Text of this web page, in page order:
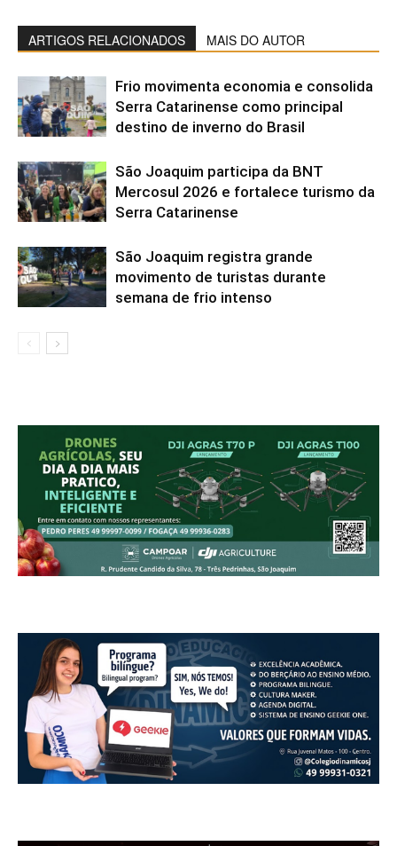
ARTIGOS RELACIONADOS MAIS DO AUTOR
Frio movimenta economia e consolida
Serra Catarinense como principal
destino de inverno do Brasil
São Joaquim participa da BNT
Mercosul 2026 e fortalece turismo da
Serra Catarinense
São Joaquim registra grande
movimento de turistas durante
semana de frio intenso